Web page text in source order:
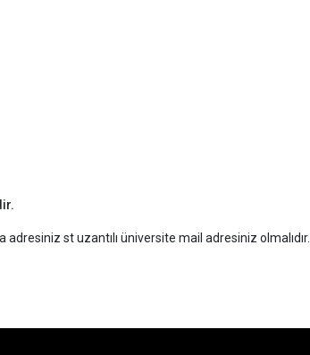
st uzantılı üniversite mail adresiniz olmalıdır.